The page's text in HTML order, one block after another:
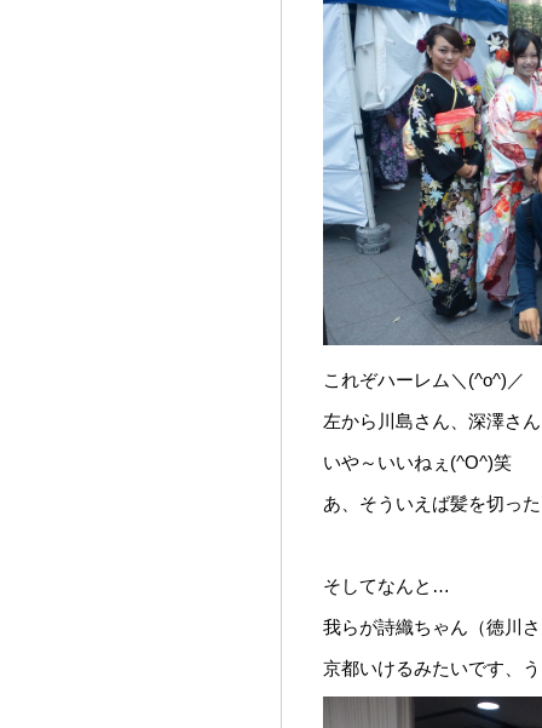
これぞハーレム＼(^o^)／
左から川島さん、深澤さ
いや～いいねぇ(^O^)笑
あ、そういえば髪を切っ
そしてなんと…
我らが詩織ちゃん（徳川
京都いけるみたいです、